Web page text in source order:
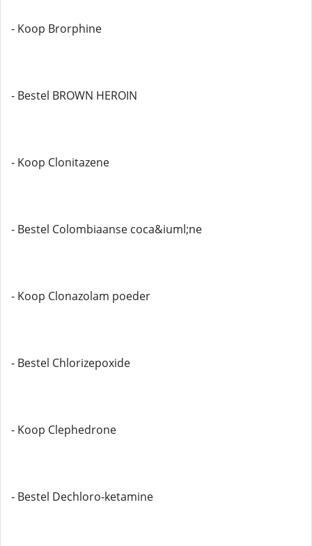
- Koop Brorphine
- Bestel BROWN HEROIN
- Koop Clonitazene
- Bestel Colombiaanse coca&iuml;ne
- Koop Clonazolam poeder
- Bestel Chlorizepoxide
- Koop Clephedrone
- Bestel Dechloro-ketamine